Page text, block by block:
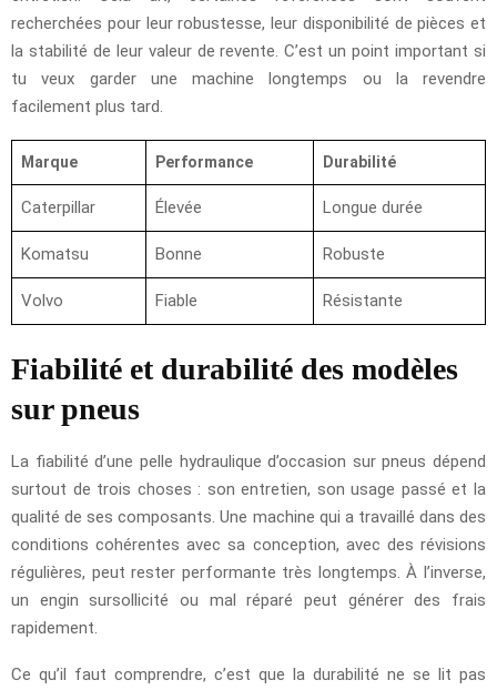
recherchées pour leur robustesse, leur disponibilité de pièces et
la stabilité de leur valeur de revente. C’est un point important si
tu veux garder une machine longtemps ou la revendre
facilement plus tard.
Marque Performance Durabilité
Caterpillar Élevée Longue durée
Komatsu Bonne Robuste
Volvo Fiable Résistante
Fiabilité et durabilité des modèles
sur pneus
La fiabilité d’une pelle hydraulique d’occasion sur pneus dépend
surtout de trois choses : son entretien, son usage passé et la
qualité de ses composants. Une machine qui a travaillé dans des
conditions cohérentes avec sa conception, avec des révisions
régulières, peut rester performante très longtemps. À l’inverse,
un engin sursollicité ou mal réparé peut générer des frais
rapidement.
Ce qu’il faut comprendre, c’est que la durabilité ne se lit pas